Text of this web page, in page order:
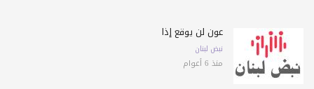
عون لن يوقع إذا
نبض لبنان
منذ 6 أعوام